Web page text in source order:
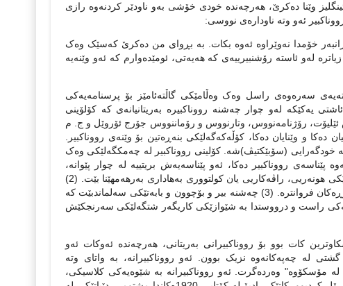
وێنا ده‌کرێ، هه‌رچه‌نده‌‌ خودی خۆشی به‌و ناودێر کردنه‌وه‌ رازی
ئه‌و وته‌ ناوداره‌ی نووسی:
خۆمدا نه‌وێراوه‌ ئه‌وه‌ بکات. به‌ بڕوای من ده‌کرێ که‌سێک وه‌ک
له‌و ئاسته‌ رۆشنبیرییه‌ی که‌ هه‌یه‌تی، ئومێده‌وارم که‌ ئه‌و وێنه‌یه‌‌
سه‌ره‌وه‌ی راسل وه‌ک وه‌ڵامێکی گاڵته‌ئامێز بۆ پرسنامه‌یه‌کی
یه‌کێکه‌ له‌و چوار چه‌شنه‌ رووناکبیره‌ به‌ریتانیانه‌ی که‌ کۆلۆینی
رۆژنامه‌نووس، وتارنووس و رۆماننووس جۆرج ئۆروێل و ج. م
ده‌کا و وێنایان ده‌کا، کۆڵه‌که‌گه‌لێکی بنه‌ڕه‌تین بۆ وێنه‌ی رووناکبیر.
خودگه‌رایی (سۆبێکتیڤ)شه. کۆلینی رووناکبیر له‌ چه‌مکگه‌لێکی وه‌ک
پێناسه‌ی رووناکبیر ده‌کا، ئه‌و پێناسه‌یه‌ش بریتییه‌ له‌ چوار پێوانه‌،
کریتێریا. خه‌سڵه‌تی رووناکبیرێک له‌وه‌دا به‌رجه‌سته‌ ده‌بێته‌وه‌ که‌: (1) به‌رهه‌مێکی هونه‌ریی، راڤه‌کاریی یان کولتووری به‌هاداری به‌رهه‌مهێنا بێت. (2)
ده‌ستی به‌ چاوگه‌یه‌کی راگه‌یاندن رابگا که‌ توانستی جه‌ماوه‌رێک له‌ پێڕی پسۆڕه‌کان فروانتره‌. (3) چه‌شنه‌ بیر و بۆچوون و بابه‌تێکی سه‌لماندبێت که‌
ناسراو بێت که‌ له‌ مێدیایه‌کی راست و درووستدا به‌ شێوازێکی کاریگه‌ر شتگه‌لێکی سه‌رنجکێش
کات بوو بۆ رووناکبیرانی به‌ریتانی، هه‌رچه‌نده‌ ئه‌وکات ئه‌و
گشتی له‌ چه‌په‌کانه‌وه‌ نزیک بوون. ئه‌و رووناکبیرانه‌، به‌ واتای وته‌‌
له‌ مۆسکۆوه‌" وه‌رده‌گرت. ئه‌و رووناکبیرانه‌ به‌ شێوه‌یه‌کی کلاسیکی،